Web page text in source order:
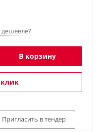
В корзину
Пригласить в тендер